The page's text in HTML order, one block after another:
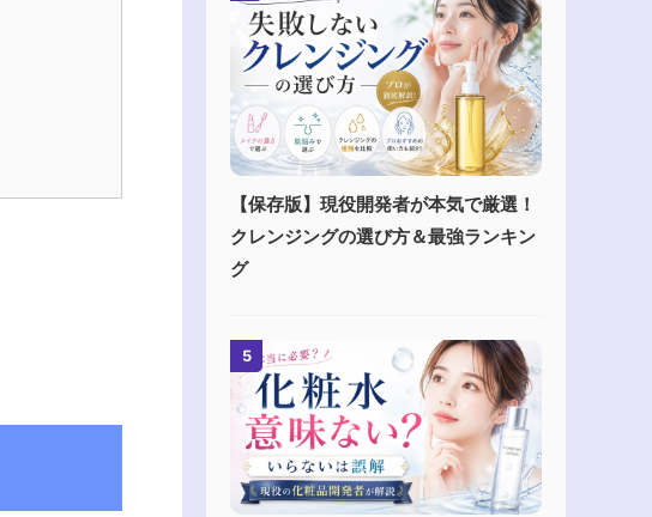
【保存版】現役開発者が本気で厳選！
クレンジングの選び方＆最強ランキン
グ
5